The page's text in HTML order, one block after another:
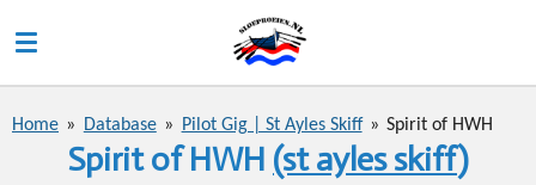
direct
naar
hoofdinhoud
Home » Database » Pilot Gig | St Ayles Skiff » Spirit of HWH
Spirit of HWH (st ayles skiff)